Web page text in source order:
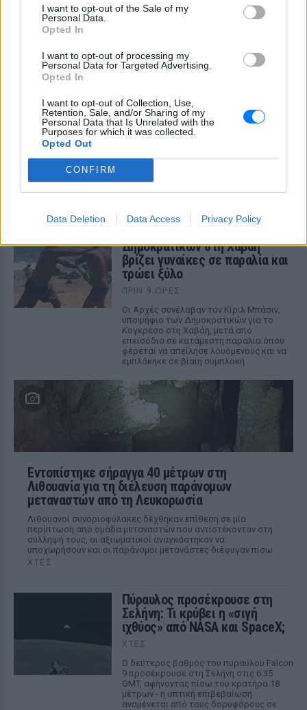
I want to opt-out of the Sale of my
Personal Data.
Opted In
I want to opt-out of processing my
Personal Data for Targeted Advertising.
Opted In
I want to opt-out of Collection, Use,
Retention, Sale, and/or Sharing of my
Personal Data that Is Unrelated with the
Purposes for which it was collected.
Opted Out
CONFIRM
Data Deletion Data Access Privacy Policy
συνήγορος του 55χρονου που
είχε τη σορό του πατέρα του σε
ΠΡΙΝ 9 ΏΡΕΣ
Ο ίδιος δήλωσε ότι ο πελάτης του είχε
Βόλος: 26χρονος απείλησε να
σφάξει τη μητέρα του και
πρωινό
Δημοκρατικών στη Χαβάη
βρίζει γυναίκες σε παραλία και
τρώει ξύλο
ΠΡΙΝ 9 ΏΡΕΣ
Οι Αρχές συνέλαβαν τον Κίριλ Μπάσιν,
υποψήφιο των Δημοκρατικών για το
Κογκρέσο στη Χαβάη, μετά από
επεισόδιο σε κατάμεστη παραλία όπου
φέρεται να απείλησε λουόμενους και να
εμπλάκηκε σε βίαιη συμπλοκή
Εντοπίστηκε σήραγγα 40 μέτρων στη
Λιθουανία για τη διέλευση παράνομων
μεταναστών από τη Λευκορωσία
Λιθουανοί συνοριοφύλακες δέχθηκαν επίθεση σε μία
περίπτωση από ομάδα μεταναστών που αντιστέκονταν στη
σύλληψή τους, οι αξιωματικοί αναγκάστηκαν να
υποχωρήσουν και οι παράνομοι μετανάστες διέφυγαν πίσω
ΧΤΕΣ
Πύραυλος προσέκρουσε στη
Σελήνη: Τι κρύβει η «σιγή
ιχθύος» από NASA και SpaceX;
ΧΤΕΣ
Ο δεύτερος βαθμός του πυραύλου Falcon
9 προσέκρουσε στη Σελήνη στις 6:35
GMT, αφήνοντας πίσω του κρατήρα 18
μέτρων - η οπτική επιβεβαίωση
αναμένεται από τους δορυφόρους σε